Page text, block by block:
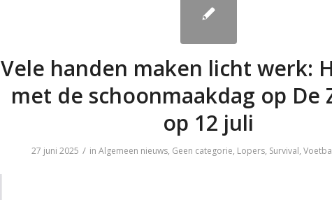
Vele handen maken licht werk:
met de schoonmaakdag op De
op 12 juli
27 juni 2025 / in Algemeen nieuws, Geen categorie, Lopers, Survival,